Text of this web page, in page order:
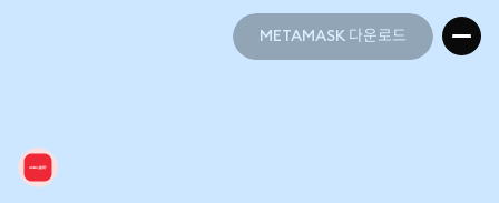
METAMASK 다운로드